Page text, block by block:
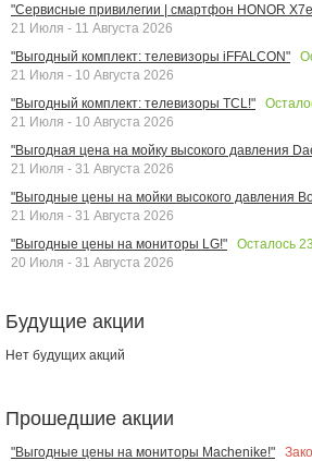
"Сервисные привилегии | смартфон HONOR
21 Июля - 11 Августа 2026
"Выгодный комплект: телевизоры iFFALCON"
21 Июля - 10 Августа 2026
"Выгодный комплект: телевизоры TCL!"
21 Июля - 10 Августа 2026
"Выгодная цена на мойку высокого давления
21 Июля - 31 Августа 2026
"Выгодные цены на мойки высокого давления
21 Июля - 31 Августа 2026
"Выгодные цены на мониторы LG!"
Осталось 23
20 Июля - 31 Августа 2026
Будущие акции
Нет будущих акций
Прошедшие акции
"Выгодные цены на мониторы Machenike!"